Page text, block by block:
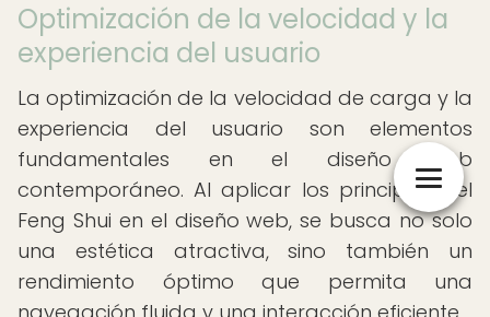
Optimización de la velocidad y la
experiencia del usuario
La optimización de la velocidad de carga y la
experiencia del usuario son elementos
fundamentales en el diseño web
contemporáneo. Al aplicar los principios del
Feng Shui en el diseño web, se busca no solo
una estética atractiva, sino también un
rendimiento óptimo que permita una